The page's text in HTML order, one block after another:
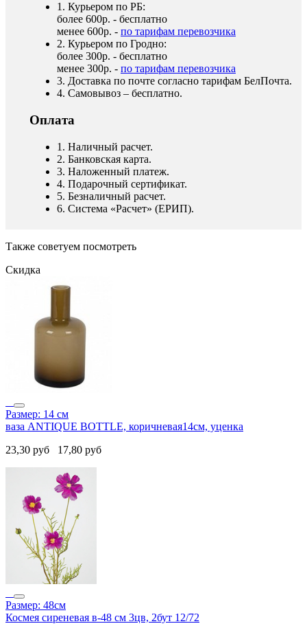
1. Курьером по РБ:
более 600р. - бесплатно
менее 600р. - по тарифам перевозчика
2. Курьером по Гродно:
более 300р. - бесплатно
менее 300р. - по тарифам перевозчика
3. Доставка по почте согласно тарифам БелПочта.
4. Самовывоз – бесплатно.
Оплата
1. Наличный расчет.
2. Банковская карта.
3. Наложенный платеж.
4. Подарочный сертификат.
5. Безналичный расчет.
6. Система «Расчет» (ЕРИП).
Также советуем посмотреть
Скидка
Размер: 14 см
ваза ANTIQUE BOTTLE, коричневая14см, уценка
23,30 руб 17,80 руб
Размер: 48см
Космея сиреневая в-48 см 3цв, 2бут 12/72